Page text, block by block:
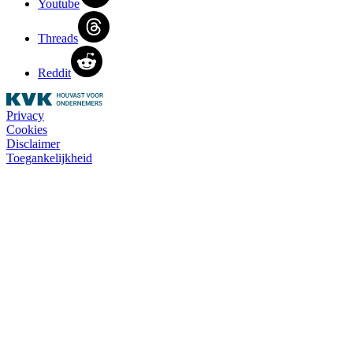
Youtube
Threads
Reddit
Privacy
Cookies
Disclaimer
Toegankelijkheid